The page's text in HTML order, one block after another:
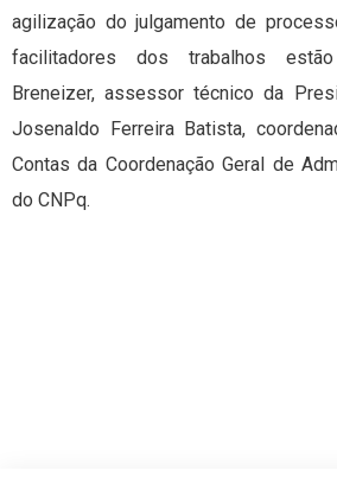
agilização do julgamento de
facilitadores dos trabalhos
Breneizer, assessor técnico da
Josenaldo Ferreira Batista,
Contas da Coordenação Geral de
do CNPq.